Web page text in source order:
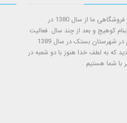
شروع کار فروشگاهی ما از سال 1380 در
کوهیج و بعد از چند سال فعالیت
شعبه دوم در شهرستان بستک در سال 1389
که به لطف خدا هنوز با دو شعبه در
با شما هستيم .